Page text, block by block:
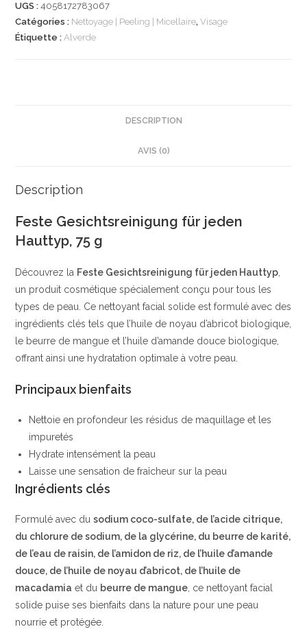
jede
Haut,
en
Ingrédients
clés
|
alverde
NATURKOSMETIK
UGS :4058172783067
Catégories : Nettoyage | Peeling | Micellaire,Visage
Étiquette :Alverde
DESCRIPTION
AVIS (0)
Description
Feste Gesichtsreinigung für jeden
Hauttyp, 75 g
Découvrez la Feste Gesichtsreinigung für jeden Hauttyp,
un produit cosmétique spécialement conçu pour tous les
types de peau. Ce nettoyant facial solide est formulé avec des
ingrédients clés tels que l’huile de noyau d’abricot biologique,
le beurre de mangue et l’huile d’amande douce biologique,
offrant ainsi une hydratation optimale à votre peau.
Principaux bienfaits
Nettoie en profondeur les résidus de maquillage et les
impuretés
Hydrate intensément la peau
Laisse une sensation de fraîcheur sur la peau
Ingrédients clés
Formulé avec dusodium coco-sulfate, de l’acide citrique,
du chlorure de sodium, de la glycérine, du beurre de karité,
de l’eau de raisin, de l’amidon de riz, de l’huile d’amande
douce, de l’huile de noyau d’abricot, de l’huile de
macadamia et du beurre de mangue, ce nettoyant facial
solide puise ses bienfaits dans la nature pour une peau
nourrie et protégée.